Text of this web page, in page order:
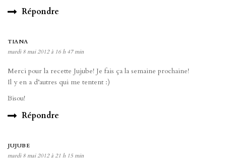
Répondre
TIANA
mardi 8 mai 2012 à 16 h 47 min
Merci pour la recette Jujube! Je fais ça la semaine prochaine!
Il y en a d’autres qui me tentent :)
Bisou!
Répondre
JUJUBE
mardi 8 mai 2012 à 21 h 15 min